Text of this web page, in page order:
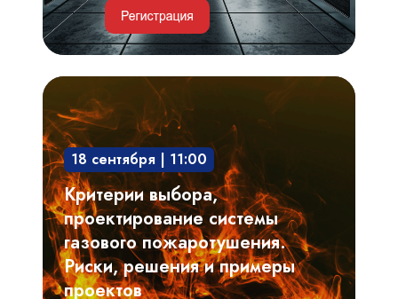
Критерии
выбора,
проектирование
системы
газового
пожаротушения.
Риски,
решения
и
18 сентября | 11:00
Критерии выбора,
проектирование системы
газового пожаротушения.
Риски, решения и примеры
проектов